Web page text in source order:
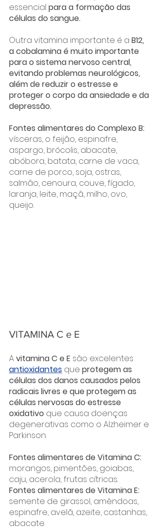
essencial para a formação das
células do sangue.
Outra vitamina importante é a B12,
a cobalamina é muito importante
para o sistema nervoso central,
evitando problemas neurológicos,
além de reduzir o estresse e
proteger o corpo da ansiedade e da
depressão.
Fontes alimentares do Complexo B:
vísceras, o feijão, espinafre,
aspargo, brócolis, abacate,
abóbora, batata, carne de vaca,
carne de porco, soja, ostras,
salmão, cenoura, couve, fígado,
laranja, leite, maçã, milho, ovo,
queijo.
VITAMINA C e E
A vitamina C e E são excelentes
antioxidantes que protegem as
células dos danos causados pelos
radicais livres e que protegem as
células nervosas do estresse
oxidativo que causa doenças
degenerativas como o Alzheimer e
Parkinson.
Fontes alimentares de Vitamina C:
morangos, pimentões, goiabas,
caju, acerola, frutas cítricas.
Fontes alimentares de Vitamina E:
semente de girassol, amêndoas,
espinafre, avelã, azeite, castanhas,
abacate.